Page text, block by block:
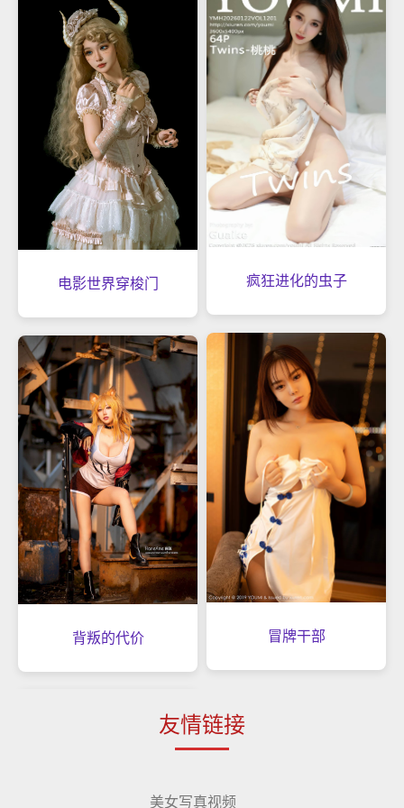
电影世界穿梭门
背叛的代价
疯狂进化的虫子
冒牌干部
友情链接
美女写真视频